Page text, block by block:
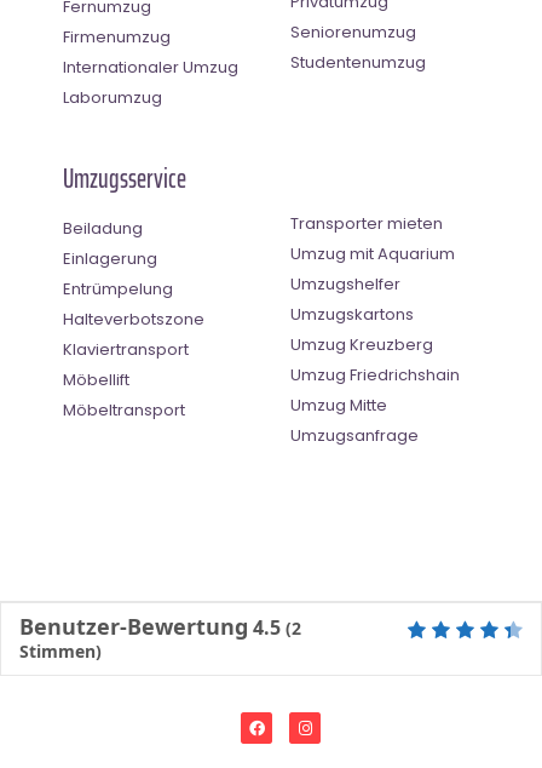
Fernumzug
Firmenumzug
Internationaler Umzug
Laborumzug
Seniorenumzug
Studentenumzug
Umzugsservice
Beiladung
Einlagerung
Entrümpelung
Halteverbotszone
Klaviertransport
Möbellift
Möbeltransport
Transporter mieten
Umzug mit Aquarium
Umzugshelfer
Umzugskartons
Umzug Kreuzberg
Umzug Friedrichshain
Umzug Mitte
Umzugsanfrage
Benutzer-Bewertung 4.5 (2
Stimmen)